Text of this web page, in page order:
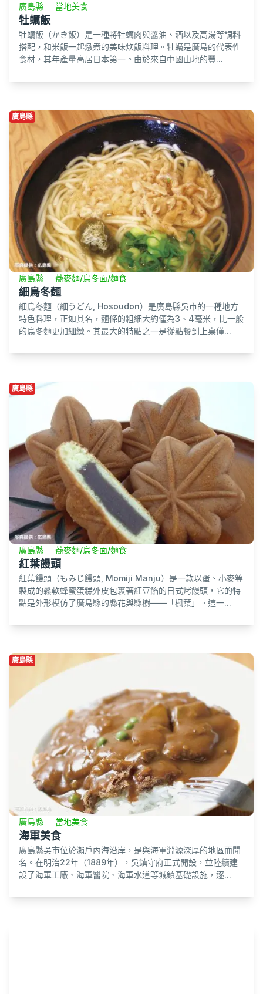
廣島縣 當地美食
牡蠣飯
牡蠣飯（かき飯）是一種將牡蠣肉與醬油、酒以及高湯等調料
搭配，和米飯一起燉煮的美味炊飯料理。牡蠣是廣島的代表性
食材，其年產量高居日本第一。由於來自中國山地的豐...
廣島縣
廣島縣 蕎麥麵/烏冬面/麵食
細烏冬麵
細烏冬麵（細うどん, Hosoudon）是廣島縣吳市的一種地方
特色料理，正如其名，麵條的粗細大約僅為3、4毫米，比一般
的烏冬麵更加細緻。其最大的特點之一是從點餐到上桌僅...
廣島縣
廣島縣 蕎麥麵/烏冬面/麵食
紅葉饅頭
紅葉饅頭（もみじ饅頭, Momiji Manju）是一款以蛋、小麥等
製成的鬆軟蜂蜜蛋糕外皮包裹著紅豆餡的日式烤饅頭，它的特
點是外形模仿了廣島縣的縣花與縣樹——「楓葉」。這一...
廣島縣
廣島縣 當地美食
海軍美食
廣島縣吳市位於瀨戶內海沿岸，是與海軍淵源深厚的地區而聞
名。在明治22年（1889年），吳鎮守府正式開設，並陸續建
設了海軍工廠、海軍醫院、海軍水道等城鎮基礎設施，逐...